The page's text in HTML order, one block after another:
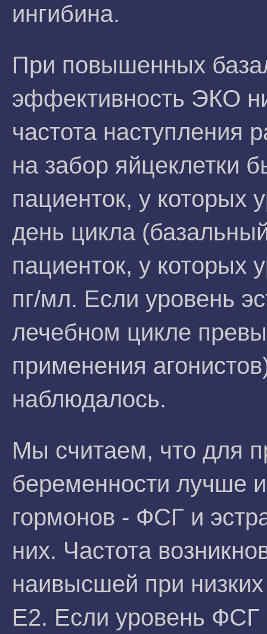
ингибина.
При повышенных
эффективность ЭКО
частота наступления
на забор яйцеклетки
пациенток, у которых
день цикла
пациенток, у которых
пг/мл. Если уровень
лечебном цикле
применения
наблюдалось.
Мы считаем, что для
беременности лучше
гормонов - ФСГ и
них. Частота
наивысшей при
Е2. Если уровень